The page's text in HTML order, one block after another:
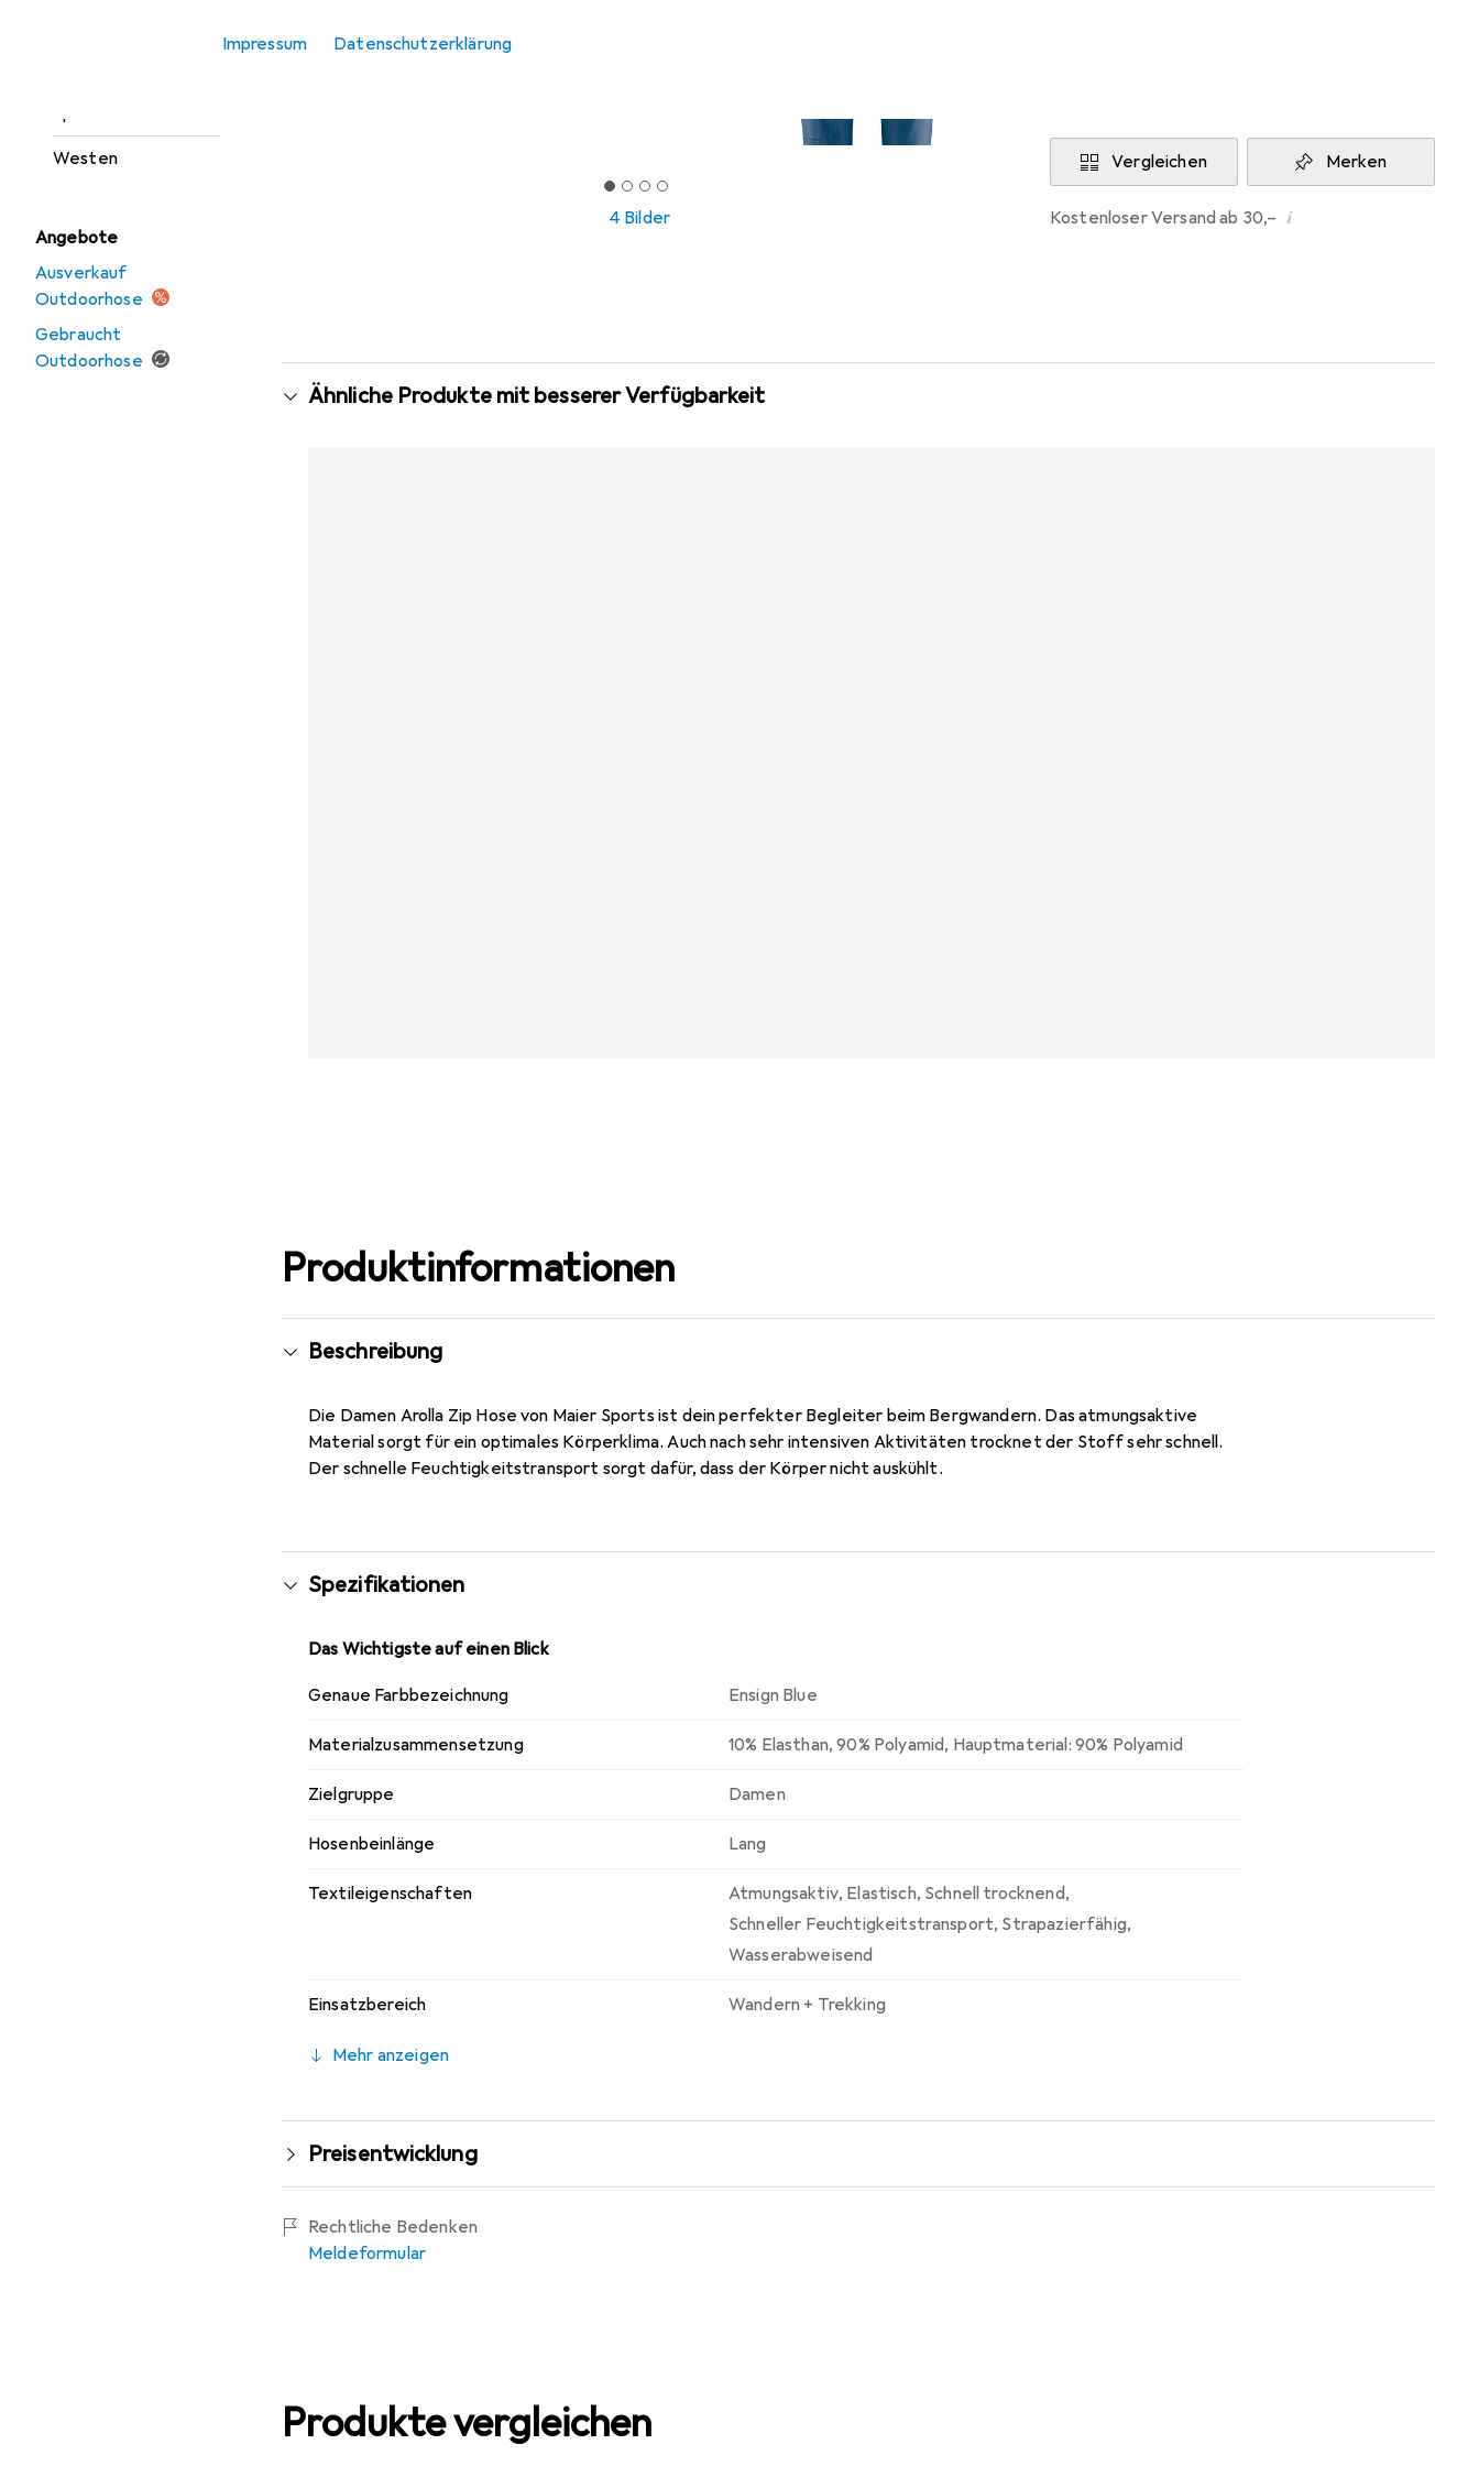
Impressum Datenschutzerklärung
Sportsocken
Westen
Angebote
Ausverkauf
Outdoorhose
Gebraucht
Outdoorhose
4 Bilder
Vergleichen Merken
Kostenloser Versand ab 30,– i
Ähnliche Produkte mit besserer Verfügbarkeit
Produktinformationen
Beschreibung
Die Damen Arolla Zip Hose von Maier Sports ist dein perfekter Begleiter beim Bergwandern. Das atmungsaktive
Material sorgt für ein optimales Körperklima. Auch nach sehr intensiven Aktivitäten trocknet der Stoff sehr schnell.
Der schnelle Feuchtigkeitstransport sorgt dafür, dass der Körper nicht auskühlt.
Spezifikationen
Das Wichtigste auf einen Blick
Genaue Farbbezeichnung Ensign Blue
Materialzusammensetzung 10% Elasthan,90% Polyamid, Hauptmaterial: 90% Polyamid
Zielgruppe Damen
Hosenbeinlänge Lang
Textileigenschaften Atmungsaktiv, Elastisch, Schnell trocknend,
Schneller Feuchtigkeitstransport, Strapazierfähig,
Wasserabweisend
Einsatzbereich Wandern + Trekking
Mehr anzeigen
Preisentwicklung
Rechtliche Bedenken
Meldeformular
Produkte vergleichen